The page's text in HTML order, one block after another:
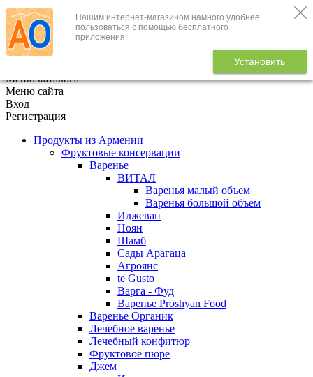
Нашим интернет-магазином намного удобнее
пользоваться с помощью бесплатного
приложения!
Установить
+7 (495) 646-888-1
В корзине
Меню каталога
Меню сайта
Вход
Регистрация
Продукты из Армении
Фруктовые консервации
Варенье
ВИТАЛ
Варенья малый объем
Варенья большой объем
Иджеван
Ноян
Шамб
Сады Арагаца
Агроянс
te Gusto
Варга - Фуд
Варенье Proshyan Food
Варенье Органик
Лечебное варенье
Лечебный конфитюр
Фруктовое пюре
Джем